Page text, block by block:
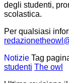
degli studenti,
scolastica.
Per qualsiasi
Notizie Tag
studenti The owl